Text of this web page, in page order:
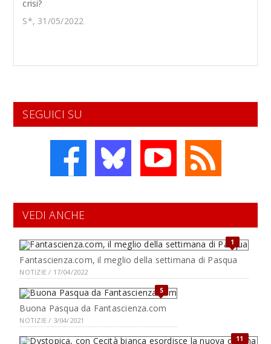
crisi?
S*, 31/05/2022
SEGUICI SU
VEDI ANCHE
1
Fantascienza.com, il meglio della settimana di Pasqua
NOTIZIE / 17/04/2022
5
Buona Pasqua da Fantascienza.com
NOTIZIE / 3/04/2021
11